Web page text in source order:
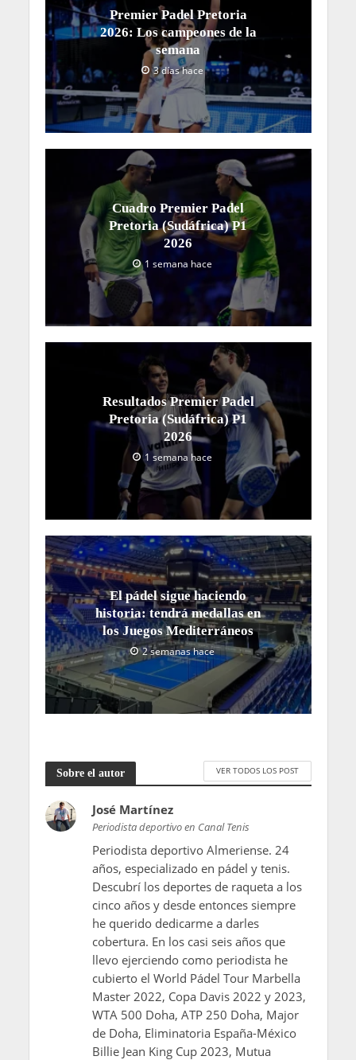
Premier Padel Pretoria
2026: Los campeones de la
semana
3 días hace
Cuadro Premier Padel
Pretoria (Sudáfrica) P1
2026
1 semana hace
Resultados Premier Padel
Pretoria (Sudáfrica) P1
2026
1 semana hace
El pádel sigue haciendo
historia: tendrá medallas en
los Juegos Mediterráneos
2 semanas hace
Sobre el autor VER TODOS LOS POST
José Martínez
Periodista deportivo en Canal Tenis
Periodista deportivo Almeriense. 24
años, especializado en pádel y tenis.
Descubrí los deportes de raqueta a los
cinco años y desde entonces siempre
he querido dedicarme a darles
cobertura. En los casi seis años que
llevo ejerciendo como periodista he
cubierto el World Pádel Tour Marbella
Master 2022, Copa Davis 2022 y 2023,
WTA 500 Doha, ATP 250 Doha, Major
de Doha, Eliminatoria España-México
Billie Jean King Cup 2023, Mutua